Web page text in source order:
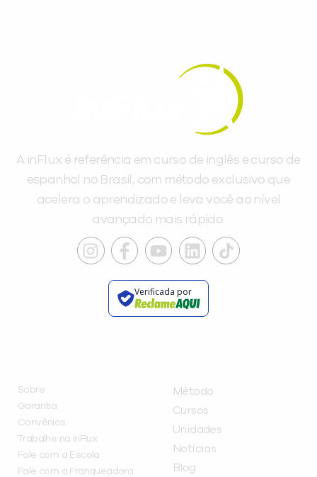
A inFlux é referência em curso de inglês e curso de
espanhol no Brasil, com método exclusivo que
acelera o aprendizado e leva você ao nível
avançado mais rápido.
Verificada por
Sobre
Garantia
Convênios
Trabalhe na inFlux
Fale com a Escola
Fale com a Franqueadora
Método
Cursos
Unidades
Notícias
Blog